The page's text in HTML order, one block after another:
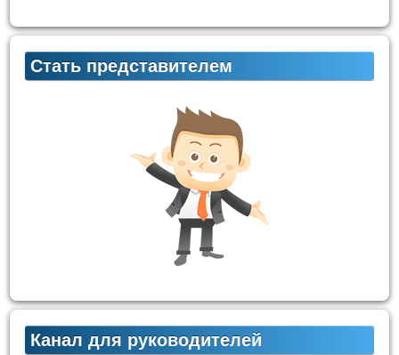
Стать представителем
Канал для руководителей